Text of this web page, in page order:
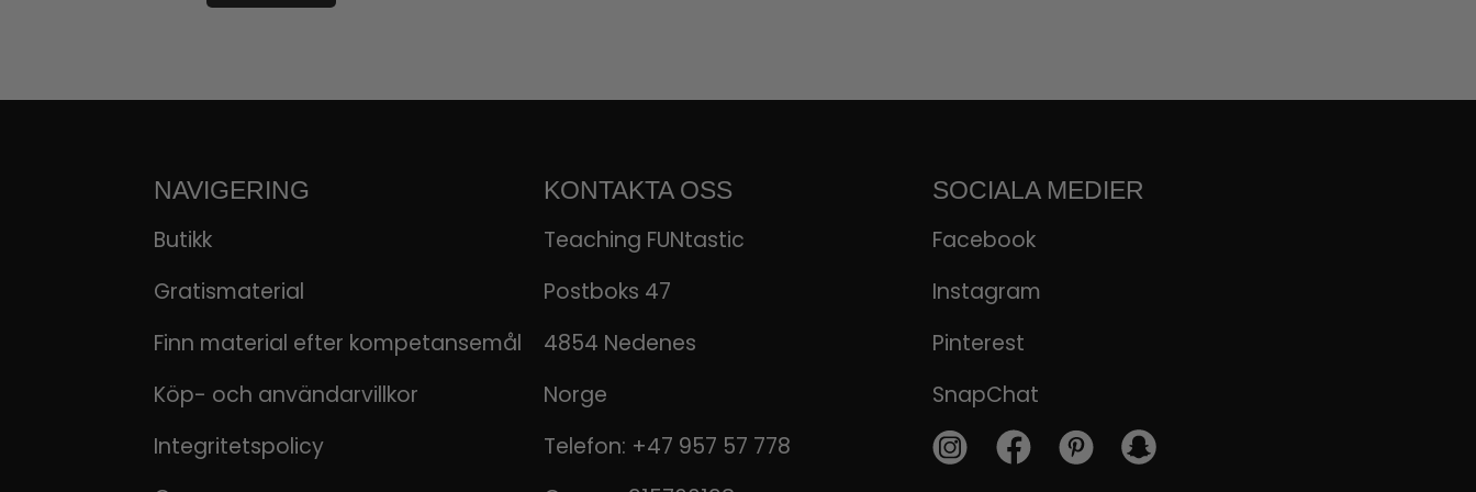
NAVIGERING
Butikk
Gratismaterial
Finn material efter kompetansemål
Köp- och användarvillkor
Integritetspolicy
KONTAKTA OSS
Teaching FUNtastic
Postboks 47
4854 Nedenes
Norge
Telefon: +47 957 57 778
SOCIALA MEDIER
Facebook
Instagram
Pinterest
SnapChat